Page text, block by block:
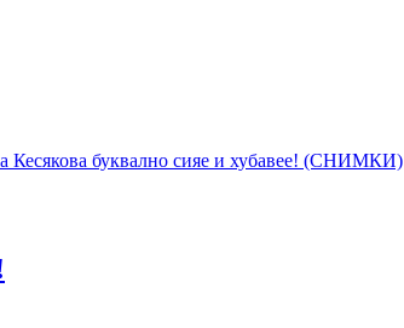
Кесякова буквално сияе и хубавее! (СНИМКИ)